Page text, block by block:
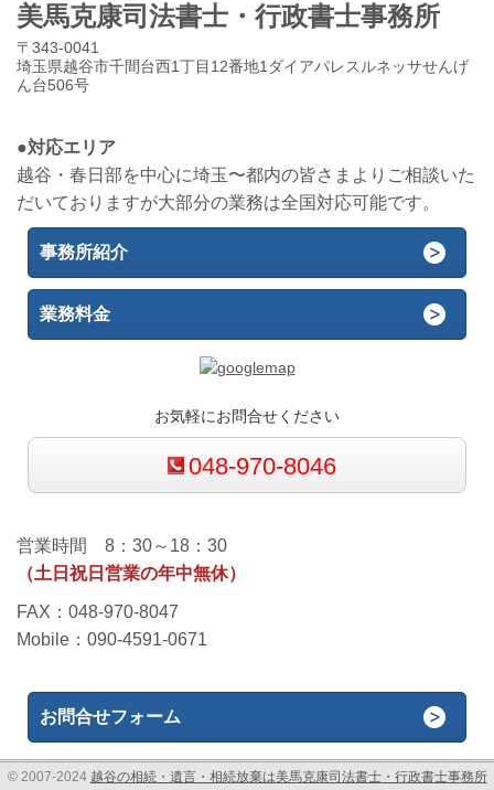
美馬克康司法書士・行政書士事務所
〒343-0041
埼玉県越谷市千間台西1丁目12番地1ダイアパレスルネッサせんげ
ん台506号
●対応エリア
越谷・春日部を中心に埼玉〜都内の皆さまよりご相談いた
だいておりますが大部分の業務は全国対応可能です。
事務所紹介
業務料金
お気軽にお問合せください
048-970-8046
営業時間 8：30～18：30
（土日祝日営業の年中無休）
FAX：048-970-8047
Mobile：090-4591-0671
お問合せフォーム
© 2007-2024 越谷の相続・遺言・相続放棄は美馬克康司法書士・行政書士事務所